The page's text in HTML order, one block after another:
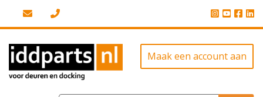
Maak een account aan